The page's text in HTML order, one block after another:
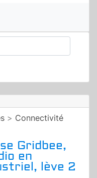
> Connectivité
Gridbee,
en
lève 2